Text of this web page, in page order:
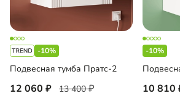
-10%
Подвесная тумба Пратс-2
12 060 13 400
-10%
10 810